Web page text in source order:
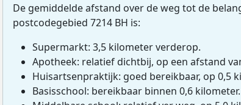
De gemiddelde afstand over de weg tot de
postcodegebied 7214 BH is:
Supermarkt: 3,5 kilometer verderop.
Apotheek: relatief dichtbij, op een afstand
Huisartsenpraktijk: goed bereikbaar, op 0,5
Basisschool: bereikbaar binnen 0,6 kilometer.